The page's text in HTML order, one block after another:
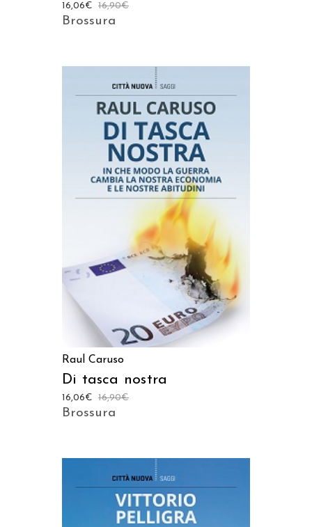
16,90€
16,06€
Brossura
AGGIUNGI AL CARRELLO
Raul Caruso
Di tasca nostra
16,90€
16,06€
Brossura